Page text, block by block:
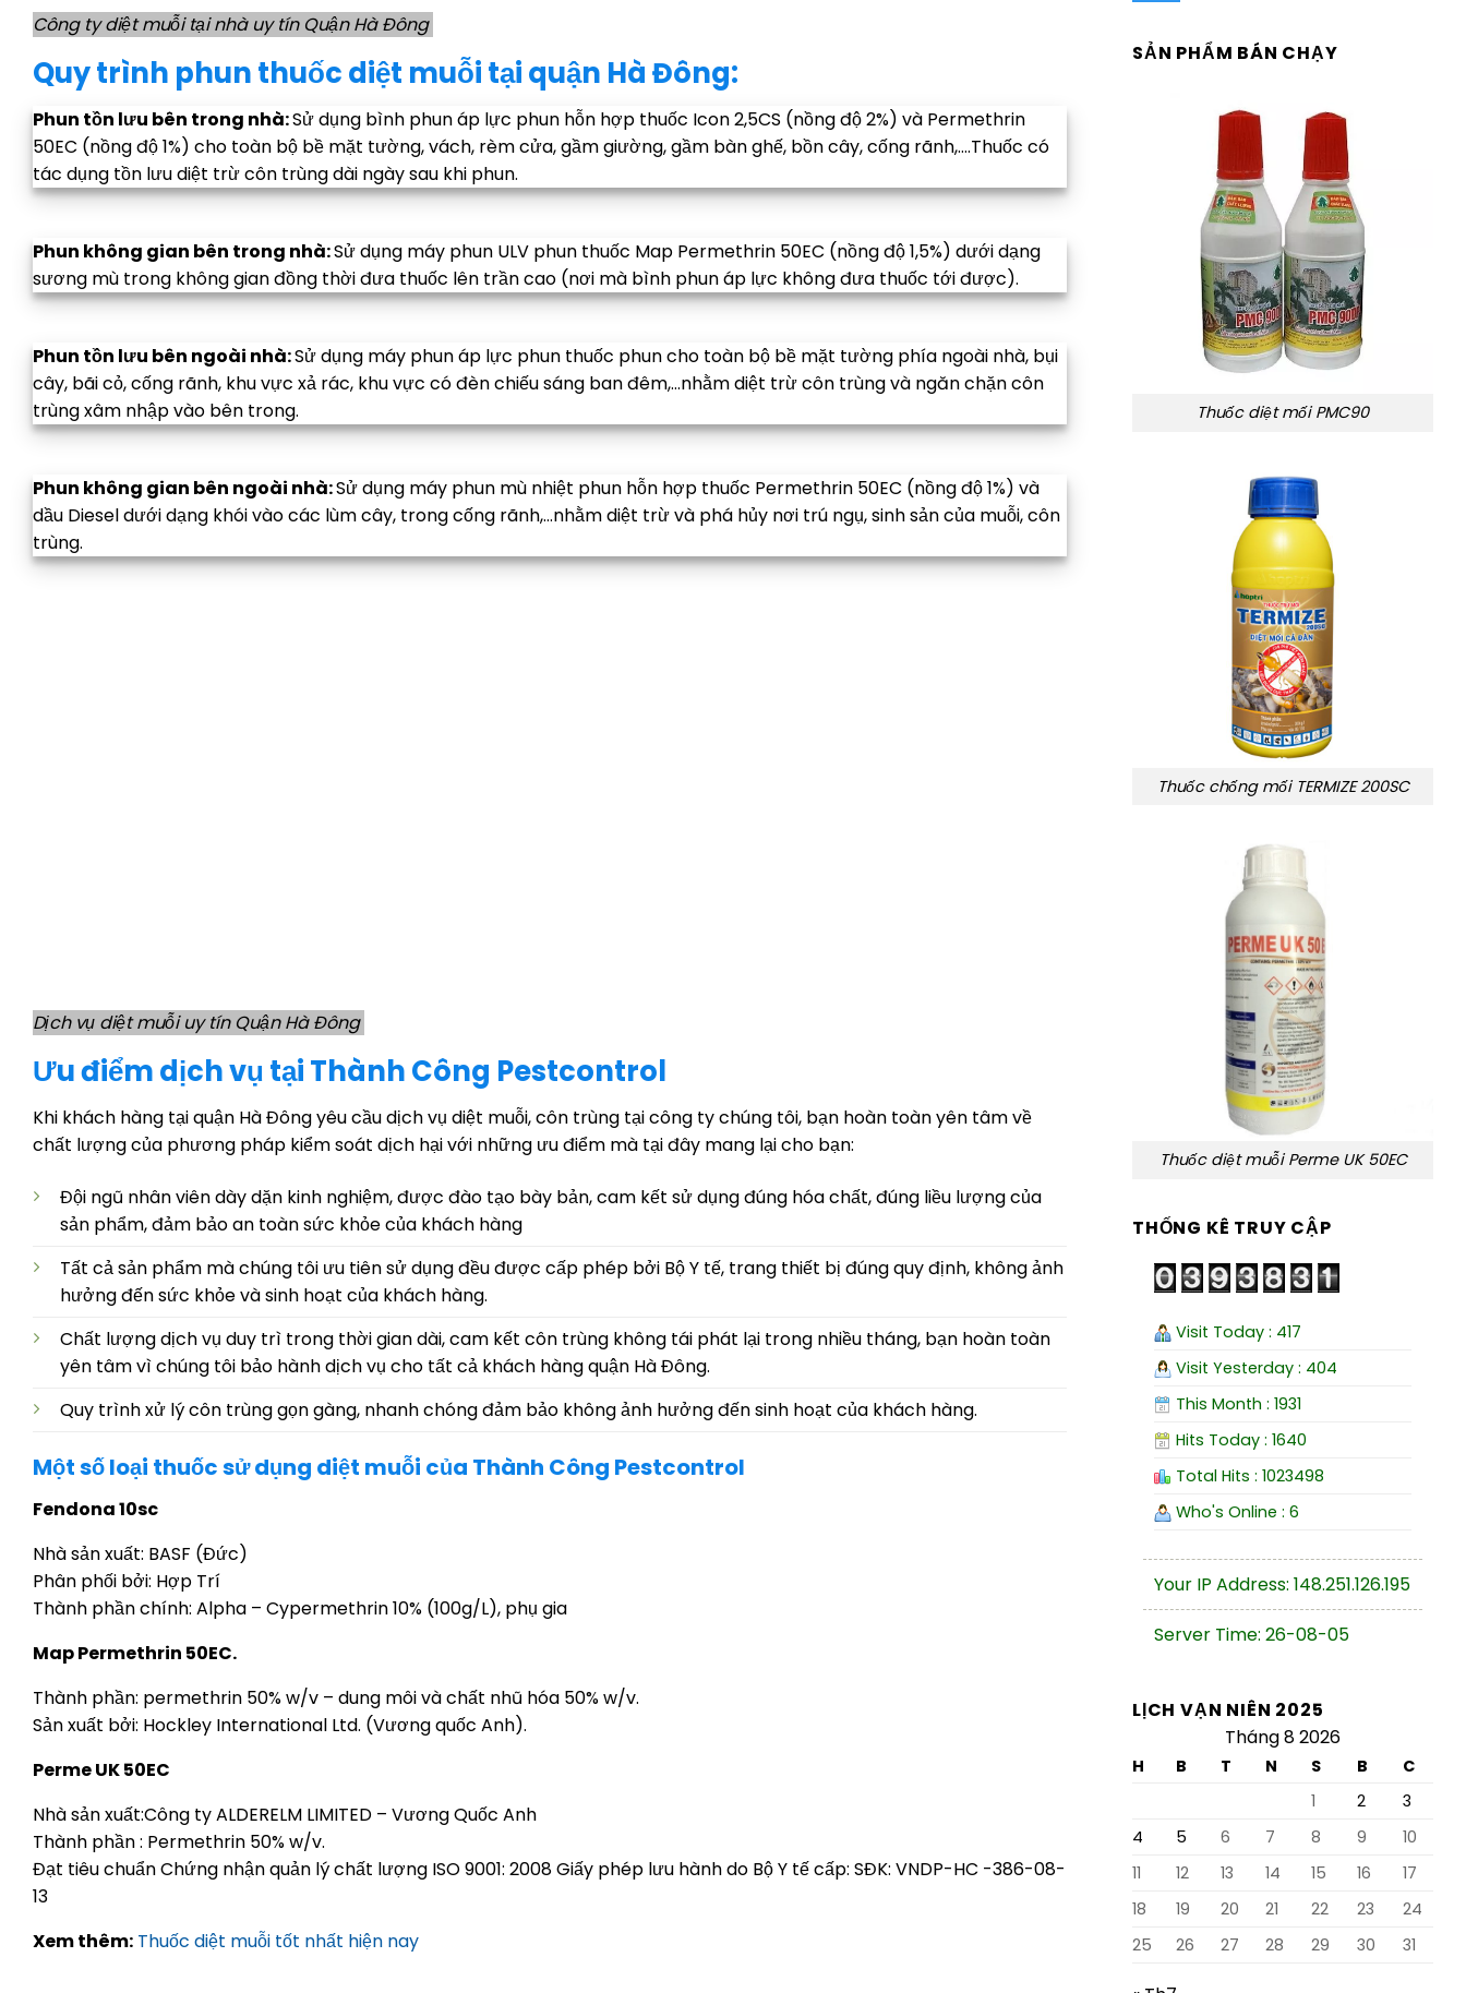
Công ty diệt muỗi tại nhà uy tín Quận Hà Đông
Quy trình phun thuốc diệt muỗi tại quận Hà Đông:
Phun tồn lưu bên trong nhà:Sử dụng bình phun áp lực phun hỗn hợp thuốc Icon 2,5CS (nồng độ 2%) và Permethrin
50EC (nồng độ 1%) cho toàn bộ bề mặt tường, vách, rèm cửa, gầm giường, gầm bàn ghế, bồn cây, cống rãnh,….Thuốc có
tác dụng tồn lưu diệt trừ côn trùng dài ngày sau khi phun.
Phun không gian bên trong nhà:Sử dụng máy phun ULV phun thuốc Map Permethrin 50EC (nồng độ 1,5%) dưới dạng
sương mù trong không gian đồng thời đưa thuốc lên trần cao (nơi mà bình phun áp lực không đưa thuốc tới được).
Phun tồn lưu bên ngoài nhà:Sử dụng máy phun áp lực phun thuốc phun cho toàn bộ bề mặt tường phía ngoài nhà, bụi
cây, bãi cỏ, cống rãnh, khu vực xả rác, khu vực có đèn chiếu sáng ban đêm,…nhằm diệt trừ côn trùng và ngăn chặn côn
trùng xâm nhập vào bên trong.
Phun không gian bên ngoài nhà:Sử dụng máy phun mù nhiệt phun hỗn hợp thuốc Permethrin 50EC (nồng độ 1%) và
dầu Diesel dưới dạng khói vào các lùm cây, trong cống rãnh,…nhằm diệt trừ và phá hủy nơi trú ngụ, sinh sản của muỗi, côn
trùng.
Dịch vụ diệt muỗi uy tín Quận Hà Đông
Ưu điểm dịch vụ tại Thành Công Pestcontrol
Khi khách hàng tại quận Hà Đông yêu cầu dịch vụ diệt muỗi, côn trùng tại công ty chúng tôi, bạn hoàn toàn yên tâm về
chất lượng của phương pháp kiểm soát dịch hại với những ưu điểm mà tại đây mang lại cho bạn:
Đội ngũ nhân viên dày dặn kinh nghiệm, được đào tạo bày bản, cam kết sử dụng đúng hóa chất, đúng liều lượng của
sản phẩm, đảm bảo an toàn sức khỏe của khách hàng
Tất cả sản phẩm mà chúng tôi ưu tiên sử dụng đều được cấp phép bởi Bộ Y tế, trang thiết bị đúng quy định, không ảnh
hưởng đến sức khỏe và sinh hoạt của khách hàng.
Chất lượng dịch vụ duy trì trong thời gian dài, cam kết côn trùng không tái phát lại trong nhiều tháng, bạn hoàn toàn
yên tâm vì chúng tôi bảo hành dịch vụ cho tất cả khách hàng quận Hà Đông.
Quy trình xử lý côn trùng gọn gàng, nhanh chóng đảm bảo không ảnh hưởng đến sinh hoạt của khách hàng.
Một số loại thuốc sử dụng diệt muỗi của Thành Công Pestcontrol
Fendona 10sc
Nhà sản xuất: BASF (Đức)
Phân phối bởi: Hợp Trí
Thành phần chính: Alpha – Cypermethrin 10% (100g/L), phụ gia
Map Permethrin 50EC.
Thành phần: permethrin 50% w/v – dung môi và chất nhũ hóa 50% w/v.
Sản xuất bởi: Hockley International Ltd. (Vương quốc Anh).
Perme UK 50EC
Nhà sản xuất:Công ty ALDERELM LIMITED – Vương Quốc Anh
Thành phần : Permethrin 50% w/v.
Đạt tiêu chuẩn Chứng nhận quản lý chất lượng ISO 9001: 2008 Giấy phép lưu hành do Bộ Y tế cấp: SĐK: VNDP-HC -386-08-
13
Xem thêm: Thuốc diệt muỗi tốt nhất hiện nay
SẢN PHẨM BÁN CHẠY
Thuốc diệt mối PMC90
Thuốc chống mối TERMIZE 200SC
Thuốc diệt muỗi Perme UK 50EC
THỐNG KÊ TRUY CẬP
Visit Today : 417
Visit Yesterday : 404
This Month : 1931
Hits Today : 1640
Total Hits : 1023498
Who's Online : 6
Your IP Address: 148.251.126.195
Server Time: 26-08-05
LỊCH VẠN NIÊN 2025
Tháng 8 2026
H B T N S B
C
1
2
3
4
5 6 7 8 9
10
11
12 13 14 15 16
17
18
19 20 21 22 23
24
25
26 27 28 29 30 31